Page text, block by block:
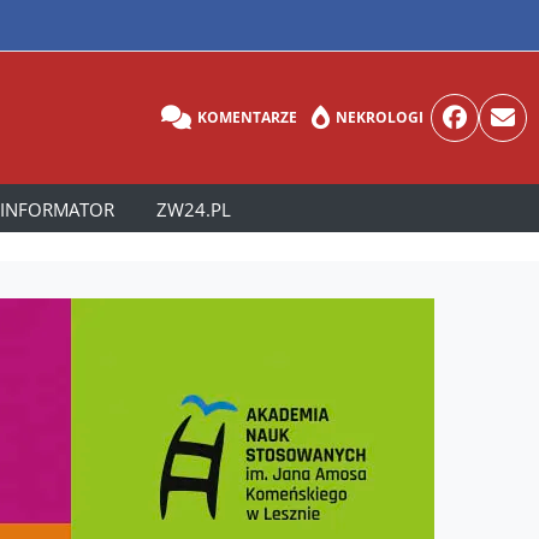
KOMENTARZE NEKROLOGI
INFORMATOR ZW24.PL